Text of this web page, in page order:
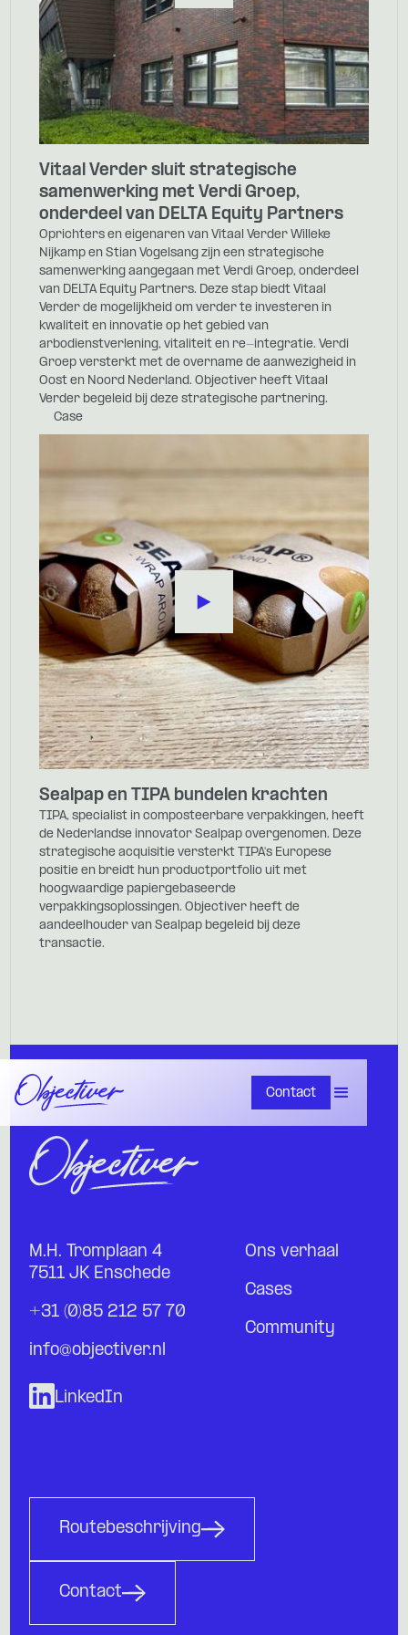
Vitaal Verder sluit strategische
samenwerking met Verdi Groep,
onderdeel van DELTA Equity Partners
Oprichters en eigenaren van Vitaal Verder Willeke
Nijkamp en Stian Vogelsang zijn een strategische
samenwerking aangegaan met Verdi Groep, onderdeel
van DELTA Equity Partners. Deze stap biedt Vitaal
Verder de mogelijkheid om verder te investeren in
kwaliteit en innovatie op het gebied van
arbodienstverlening, vitaliteit en re-integratie. Verdi
Groep versterkt met de overname de aanwezigheid in
Oost en Noord Nederland. Objectiver heeft Vitaal
Verder begeleid bij deze strategische partnering.
Case
Sealpap en TIPA bundelen krachten
TIPA, specialist in composteerbare verpakkingen, heeft
de Nederlandse innovator Sealpap overgenomen. Deze
strategische acquisitie versterkt TIPA's Europese
positie en breidt hun productportfolio uit met
hoogwaardige papiergebaseerde
verpakkingsoplossingen. Objectiver heeft de
aandeelhouder van Sealpap begeleid bij deze
transactie.
Contact
M.H. Tromplaan 4
7511 JK Enschede
+31 (0)85 212 57 70
info@objectiver.nl
Ons verhaal
Cases
Community
LinkedIn
Routebeschrijving
Contact